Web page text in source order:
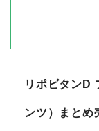
リポビタンD
ンツ）まとめ